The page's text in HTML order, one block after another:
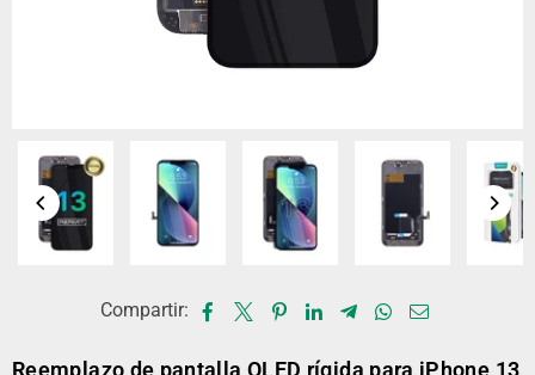
Compartir:
Reemplazo de pantalla OLED rígida para iPhone 13